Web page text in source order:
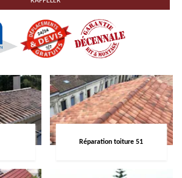
Réparation toiture 51